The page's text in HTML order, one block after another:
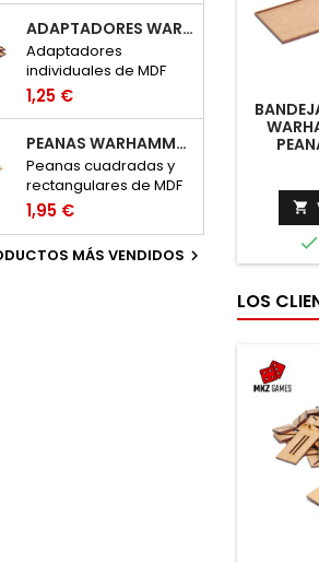
ADAPTADORES WARHAMMER: THE OLD WORLD
Adaptadores
individuales de MDF
para peanas de
Warhammer: The Old
1,25 €
PEANAS WARHAMMER THE OLD WORLD
Peanas cuadradas y
rectangulares de MDF
para Warhammer: The
Old World.
1,95 €
MÁS VENDIDOS 


LOS